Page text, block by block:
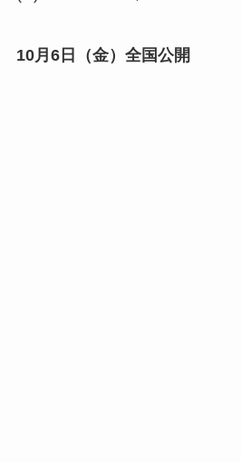
10月6日（金）全国公開